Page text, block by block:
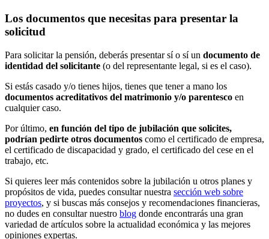
Los documentos que necesitas para presentar la
solicitud
Para solicitar la pensión, deberás presentar sí o sí un documento de
identidad del solicitante (o del representante legal, si es el caso).
Si estás casado y/o tienes hijos, tienes que tener a mano los
documentos acreditativos del matrimonio y/o parentesco en
cualquier caso.
Por último, en función del tipo de jubilación que solicites,
podrían pedirte otros documentos como el certificado de empresa,
el certificado de discapacidad y grado, el certificado del cese en el
trabajo, etc.
Si quieres leer más contenidos sobre la jubilación u otros planes y
propósitos de vida, puedes consultar nuestra sección web sobre
proyectos, y si buscas más consejos y recomendaciones financieras,
no dudes en consultar nuestro blog donde encontrarás una gran
variedad de artículos sobre la actualidad económica y las mejores
opiniones expertas.